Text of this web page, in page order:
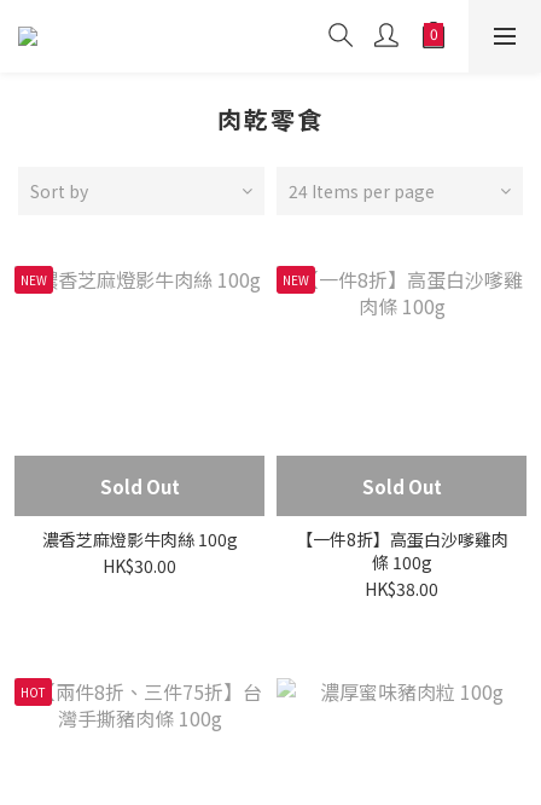
肉乾零食
Sort by 24 Items per page
NEW
Sold Out
濃香芝麻燈影牛肉絲 100g
HK$30.00
NEW
Sold Out
【一件8折】高蛋白沙嗲雞肉
條 100g
HK$38.00
HOT